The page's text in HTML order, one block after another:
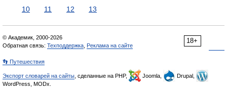
10
11 12 13
18+
© Академик, 2000-2026
Обратная связь: Техподдержка Реклама на сайте
👣 Путешествия
Экспорт словарей на сайты , сделанные на PHP, Joomla,
Drupal,
WordPress, MODx.